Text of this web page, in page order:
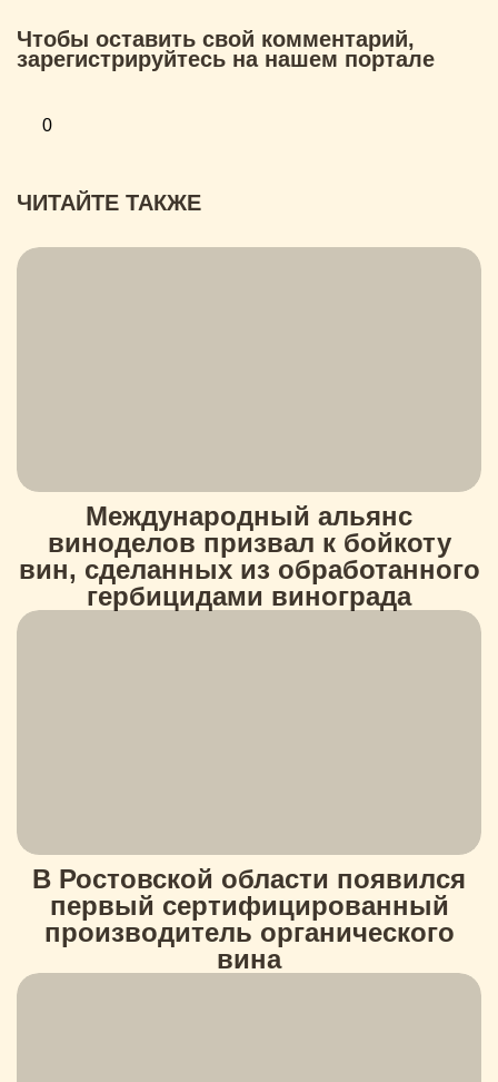
Чтобы оставить свой комментарий,
зарегистрируйтесь на нашем портале
0
ЧИТАЙТЕ ТАКЖЕ
Международный альянс
виноделов призвал к бойкоту
вин, сделанных из обработанного
гербицидами винограда
В Ростовской области появился
первый сертифицированный
производитель органического
вина